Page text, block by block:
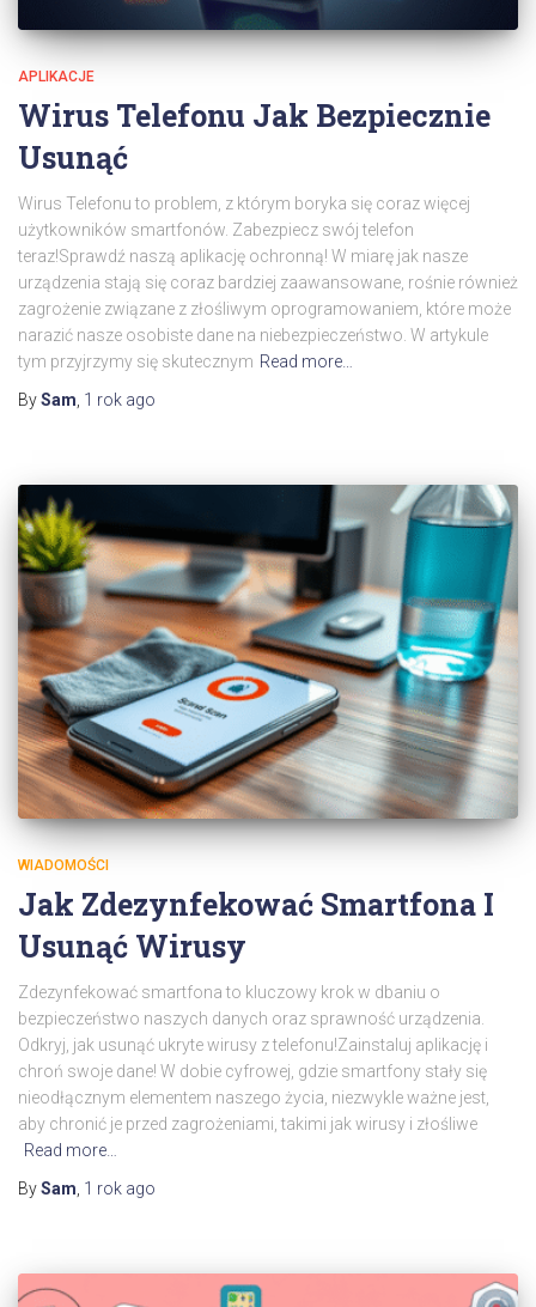
APLIKACJE
Wirus Telefonu Jak Bezpiecznie
Usunąć
Wirus Telefonu to problem, z którym boryka się coraz więcej
użytkowników smartfonów. Zabezpiecz swój telefon
teraz!Sprawdź naszą aplikację ochronną! W miarę jak nasze
urządzenia stają się coraz bardziej zaawansowane, rośnie również
zagrożenie związane z złośliwym oprogramowaniem, które może
narazić nasze osobiste dane na niebezpieczeństwo. W artykule
tym przyjrzymy się skutecznym Read more…
BySam 1 rok ago
WIADOMOŚCI
Jak Zdezynfekować Smartfona I
Usunąć Wirusy
Zdezynfekować smartfona to kluczowy krok w dbaniu o
bezpieczeństwo naszych danych oraz sprawność urządzenia.
Odkryj, jak usunąć ukryte wirusy z telefonu!Zainstaluj aplikację i
chroń swoje dane! W dobie cyfrowej, gdzie smartfony stały się
nieodłącznym elementem naszego życia, niezwykle ważne jest,
aby chronić je przed zagrożeniami, takimi jak wirusy i złośliwe
Read more…
BySam 1 rok ago